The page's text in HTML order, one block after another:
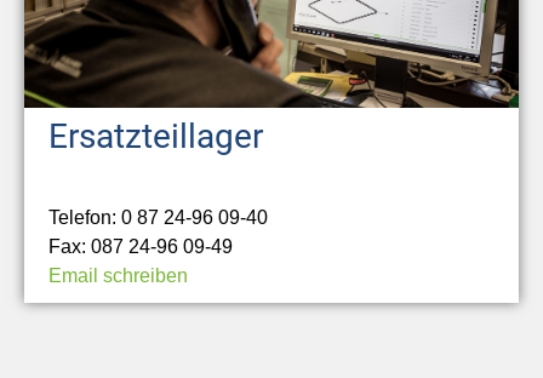
Ersatzteillager
Telefon: 0 87 24-96 09-40
Fax: 087 24-96 09-49
Email schreiben